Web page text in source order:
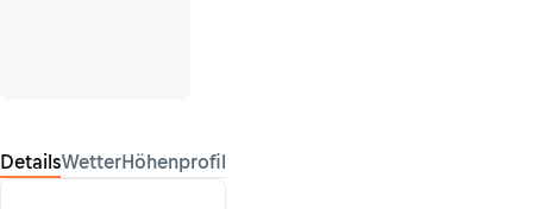
DetailsWetterHöhenprofil